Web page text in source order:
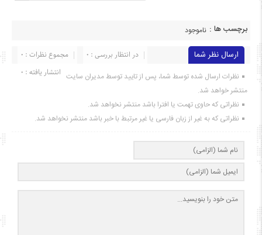
برچسب ها : ناموجود
ارسال نظر شما مجموع نظرات : 0
در انتظار بررسی : 0
انتشار یافته : ۰ نظرات ارسال شده توسط شما، پس از تایید توسط مدیران سایت
منتشر خواهد شد.
نظراتی که حاوی تهمت یا افترا باشد منتشر نخواهد شد.
نظراتی که به غیر از زبان فارسی یا غیر مرتبط با خبر باشد منتشر نخواهد شد.